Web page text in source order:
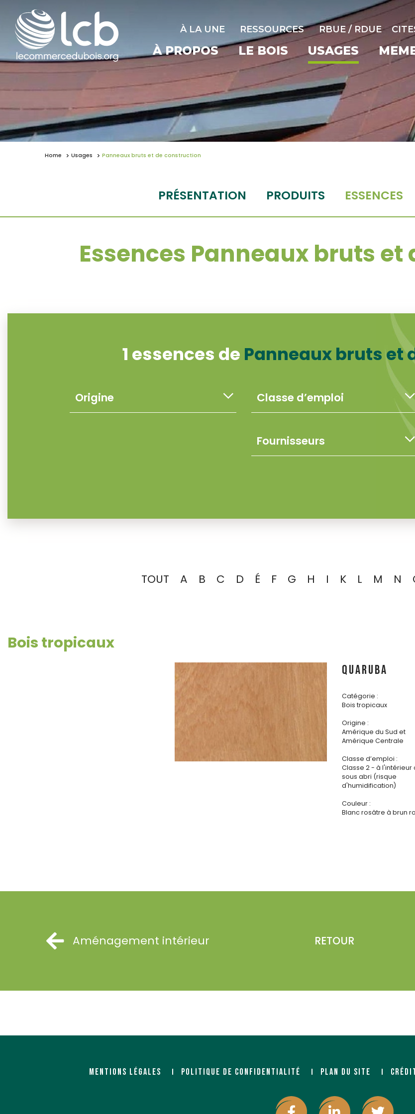
À LA UNE RESSOURCES RBUE / RDUE
À PROPOS LE BOIS USAGES
Home Usages Panneaux bruts et de construction
PRÉSENTATION PRODUITS ESSENCES
Essences Panneaux bruts
1 essences de Panneaux bruts et
TOUT A B C D É F G H I K L M N
Bois tropicaux
QUARUBA
Catégorie :
Bois tropicaux
Origine :
Amérique du Sud et
Amérique Centrale
Classe d’emploi :
Classe 2 - à l'intérieur
sous abri (risque
d'humidification)
Couleur :
Blanc rosâtre à brun
Aménagement intérieur RETOUR
MENTIONS LÉGALES POLITIQUE DE CONFIDENTIALITÉ PLAN DU SITE